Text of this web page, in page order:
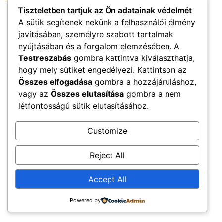
Újkenéz Község Hivatalos Honlapja
Church Home
Mega Menu
Minden jog fenntartva
Tiszteletben tartjuk az Ön adatainak védelmét
A sütik segítenek nekünk a felhasználói élmény
javításában, személyre szabott tartalmak
nyújtásában és a forgalom elemzésében. A
Testreszabás gombra kattintva kiválaszthatja,
hogy mely sütiket engedélyezi. Kattintson az
Összes elfogadása gombra a hozzájáruláshoz,
vagy az Összes elutasítása gombra a nem
létfontosságú sütik elutasításához.
Customize
Reject All
Accept All
Powered by